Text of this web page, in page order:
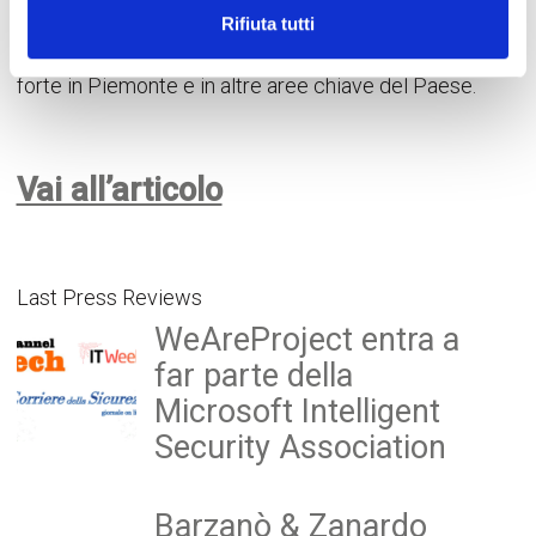
Rifiuta tutti
L’operazione rafforza WeAreProject e
consolida la presenza nazionale con un presidio più
forte in Piemonte e in altre aree chiave del Paese.
Vai all’articolo
Last Press Reviews
WeAreProject entra a
far parte della
Microsoft Intelligent
Security Association
Barzanò & Zanardo